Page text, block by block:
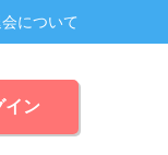
について
イン